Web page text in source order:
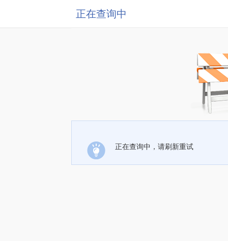
正在查询中
正在查询中，请刷新重试